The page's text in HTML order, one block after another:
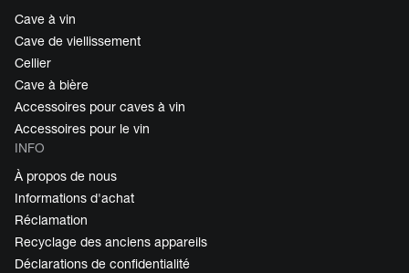
Cave à vin
Cave de viellissement
Cellier
Cave à bière
Accessoires pour caves à vin
Accessoires pour le vin
INFO
À propos de nous
Informations d'achat
Réclamation
Recyclage des anciens appareils
Déclarations de confidentialité